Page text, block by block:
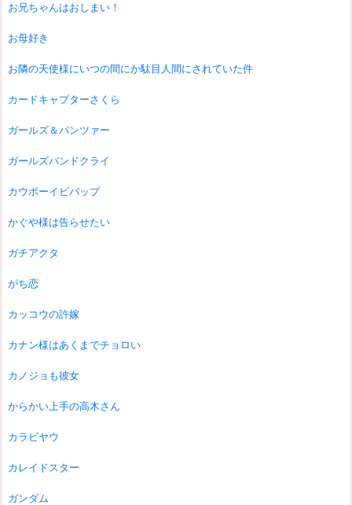
お兄ちゃんはおしまい！
お母好き
お隣の天使様にいつの間にか駄目人間にされていた件
カードキャプターさくら
ガールズ＆パンツァー
ガールズバンドクライ
カウボーイビバップ
かぐや様は告らせたい
ガチアクタ
がち恋
カッコウの許嫁
カナン様はあくまでチョロい
カノジョも彼女
からかい上手の高木さん
カラビヤウ
カレイドスター
ガンダム